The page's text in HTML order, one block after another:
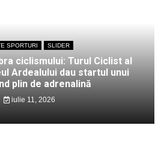
SPORTURI SLIDER
ciclismului: Turul Ciclist al
Ardealului dau startul unui
plin de adrenalină
iulie 11, 2026